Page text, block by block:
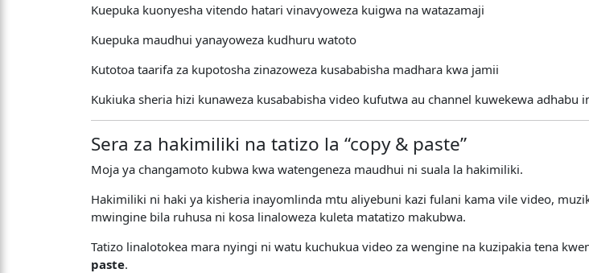
Kuepuka kuonyesha vitendo hatari vinavyoweza kuigwa na watazamaji
Kuepuka maudhui yanayoweza kudhuru watoto
Kutotoa taarifa za kupotosha zinazoweza kusababisha madhara kwa jamii
Kukiuka sheria hizi kunaweza kusababisha video kufutwa au channel kuwekewa adhabu
Sera za hakimiliki na tatizo la “copy & paste”
Moja ya changamoto kubwa kwa watengeneza maudhui ni suala la hakimiliki.
Hakimiliki ni haki ya kisheria inayomlinda mtu aliyebuni kazi fulani kama vile video,
mwingine bila ruhusa ni kosa linaloweza kuleta matatizo makubwa.
Tatizo linalotokea mara nyingi ni watu kuchukua video za wengine na kuzipakia tena
paste.